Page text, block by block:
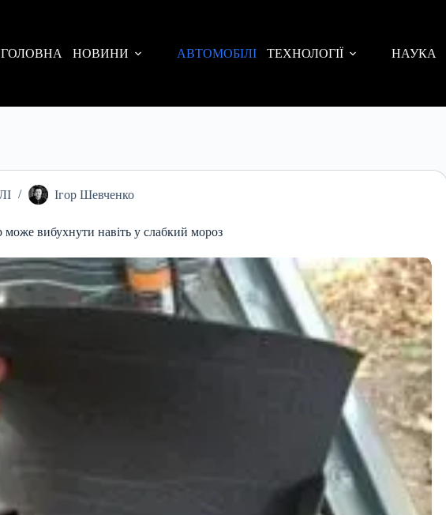
ГОЛОВНА
НОВИНИ АВТОМОБІЛІ ТЕХНОЛОГІЇ НАУКА
Ігор Шевченко
вибухнути навіть у слабкий мороз